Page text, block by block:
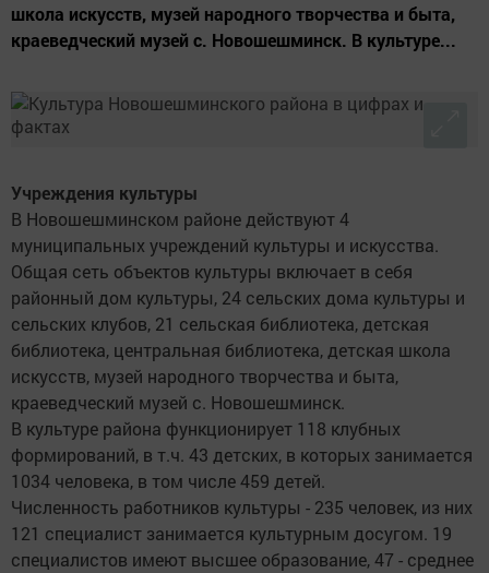
школа искусств, музей народного творчества и быта,
краеведческий музей с. Новошешминск. В культуре...
Учреждения культуры
В Новошешминском районе действуют 4
муниципальных учреждений культуры и искусства.
Общая сеть объектов культуры включает в себя
районный дом культуры, 24 сельских дома культуры и
сельских клубов, 21 сельская библиотека, детская
библиотека, центральная библиотека, детская школа
искусств, музей народного творчества и быта,
краеведческий музей с. Новошешминск.
В культуре района функционирует 118 клубных
формирований, в т.ч. 43 детских, в которых занимается
1034 человека, в том числе 459 детей.
Численность работников культуры - 235 человек, из них
121 специалист занимается культурным досугом. 19
специалистов имеют высшее образование, 47 - среднее